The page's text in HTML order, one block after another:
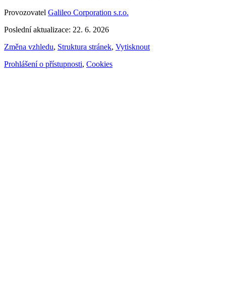
Provozovatel Galileo Corporation s.r.o.
Poslední aktualizace: 22. 6. 2026
Změna vzhledu, Struktura stránek, Vytisknout
Prohlášení o přístupnosti, Cookies